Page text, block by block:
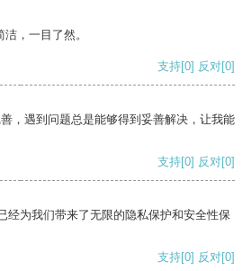
，一目了然。
支持[0] 反对[0]
，遇到问题总是能够得到妥善解决，让我能
支持[0] 反对[0]
经为我们带来了无限的隐私保护和安全性保
支持[0] 反对[0]